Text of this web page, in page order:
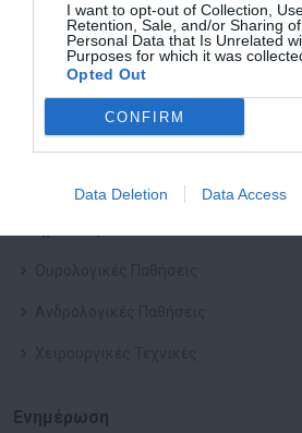
I want to opt-out of Collection,
Retention, Sale, and/or Sharing
Personal Data that Is Unrelated
Purposes for which it was
Opted Out
CONFIRM
Data Deletion Data Access
Βιογραφικό
Βιογραφικό στα Αγγλικά
Νοσοκομείο
Ενημέρωση